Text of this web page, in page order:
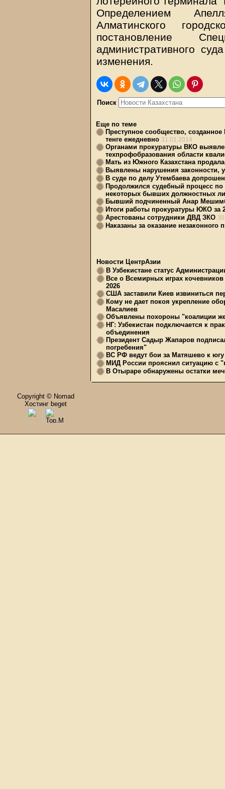
Определением
Алматинского
постановление
административного
изменения.
Поиск
Еще по теме
Преступное сообщество,
тенге ежедневно 31.01.2014
Органами прокуратуры ВКО
техпрофобразования области
Мать из Южного Казахстана
Выявлены нарушения законности,
В суде по делу Утембаева
Продолжился судебный процесс
некоторых бывших должностных
Бывший подчиненный Анар
Итоги работы прокуратуры ЮКО за
Арестованы сотрудники ДВД ЗКО
Наказаны за оказание
Новости ЦентрАзии
В Узбекистане статус
Все о Всемирных играх
2026
США заставили Киев извиниться
Кому не дает покоя укрепление
Масалиев
Объявлены похороны "коалиции
НГ: Узбекистан подключается к
объединения
Президент Садыр Жапаров
погребения"
ВС РФ ведут бои за Матяшево к югу
МИД России прояснил ситуацию с
В Отыраре обнаружены остатки
Copyright © Nomad
Хостинг beget